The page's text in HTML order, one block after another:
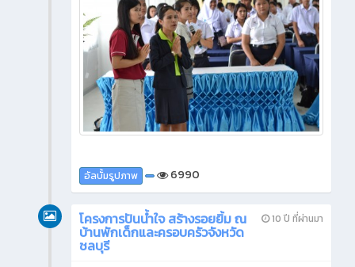
อัลบั้มรูปภาพ 6990
10 ปี ที่ผ่านมา
โครงการปันน้ำใจ สร้างรอยยิ้ม ณ
บ้านพักเด็กและครอบครัวจังหวัด
ชลบุรี